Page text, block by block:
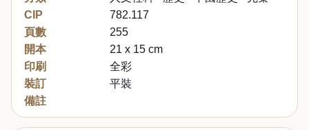
CIP
782.117
頁數
255
開本
21 x 15 cm
印刷
全彩
裝訂
平裝
備註